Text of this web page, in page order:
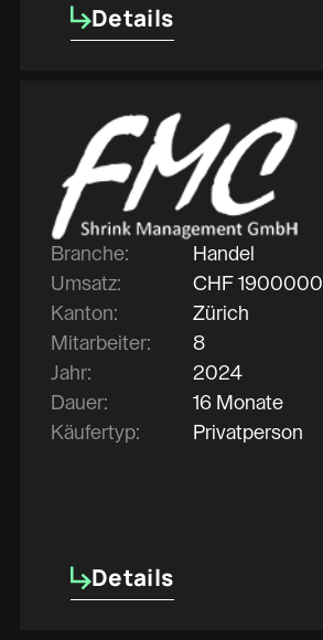
Details
Details
Branche:
Handel
Umsatz:
CHF 1900000
Kanton:
Zürich
Mitarbeiter:
8
Jahr:
2024
Dauer:
16 Monate
Käufertyp:
Privatperson
Details
Details